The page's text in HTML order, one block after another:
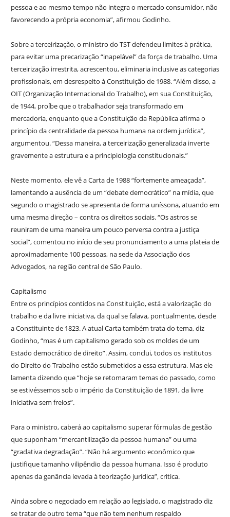
pessoa e ao mesmo tempo não integra o mercado consumidor, não
favorecendo a própria economia”, afirmou Godinho.
Sobre a terceirização, o ministro do TST defendeu limites à prática,
para evitar uma precarização “inapelável” da força de trabalho. Uma
terceirização irrestrita, acrescentou, eliminaria inclusive as categorias
profissionais, em desrespeito à Constituição de 1988. “Além disso, a
OIT (Organização Internacional do Trabalho), em sua Constituição,
de 1944, proíbe que o trabalhador seja transformado em
mercadoria, enquanto que a Constituição da República afirma o
princípio da centralidade da pessoa humana na ordem jurídica”,
argumentou. “Dessa maneira, a terceirização generalizada inverte
gravemente a estrutura e a principiologia constitucionais.”
Neste momento, ele vê a Carta de 1988 “fortemente ameaçada”,
lamentando a ausência de um “debate democrático” na mídia, que
segundo o magistrado se apresenta de forma uníssona, atuando em
uma mesma direção – contra os direitos sociais. “Os astros se
reuniram de uma maneira um pouco perversa contra a justiça
social”, comentou no início de seu pronunciamento a uma plateia de
aproximadamente 100 pessoas, na sede da Associação dos
Advogados, na região central de São Paulo.
Capitalismo
Entre os princípios contidos na Constituição, está a valorização do
trabalho e da livre iniciativa, da qual se falava, pontualmente, desde
a Constituinte de 1823. A atual Carta também trata do tema, diz
Godinho, “mas é um capitalismo gerado sob os moldes de um
Estado democrático de direito”. Assim, conclui, todos os institutos
do Direito do Trabalho estão submetidos a essa estrutura. Mas ele
lamenta dizendo que “hoje se retomaram temas do passado, como
se estivéssemos sob o império da Constituição de 1891, da livre
iniciativa sem freios”.
Para o ministro, caberá ao capitalismo superar fórmulas de gestão
que suponham “mercantilização da pessoa humana” ou uma
“gradativa degradação”. “Não há argumento econômico que
justifique tamanho vilipêndio da pessoa humana. Isso é produto
apenas da ganância levada à teorização jurídica”, critica.
Ainda sobre o negociado em relação ao legislado, o magistrado diz
se tratar de outro tema “que não tem nenhum respaldo